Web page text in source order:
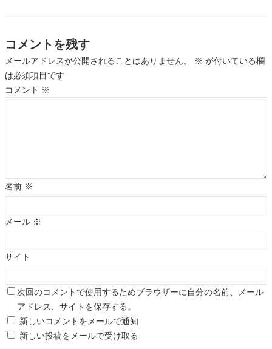
コメントを残す
メールアドレスが公開されることはありません。 ※ が付いている欄
は必須項目です
コメント ※
名前 ※
メール ※
サイト
次回のコメントで使用するためブラウザーに自分の名前、メール
アドレス、サイトを保存する。
新しいコメントをメールで通知
新しい投稿をメールで受け取る